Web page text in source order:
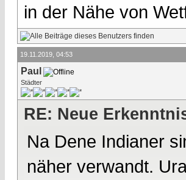
in der Nähe von
19.11.2019, 04:53
Paul
Städter
RE: Neue
Na Dene Indianer
näher verwandt.